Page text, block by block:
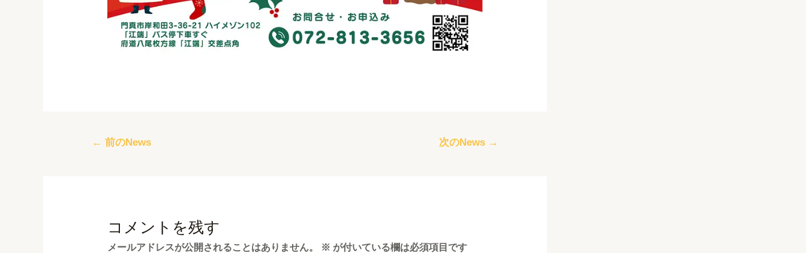
← 前のNews 次のNews →
コメントを残す
メールアドレスが公開されることはありません。 ※ が付いている欄は必須項目です